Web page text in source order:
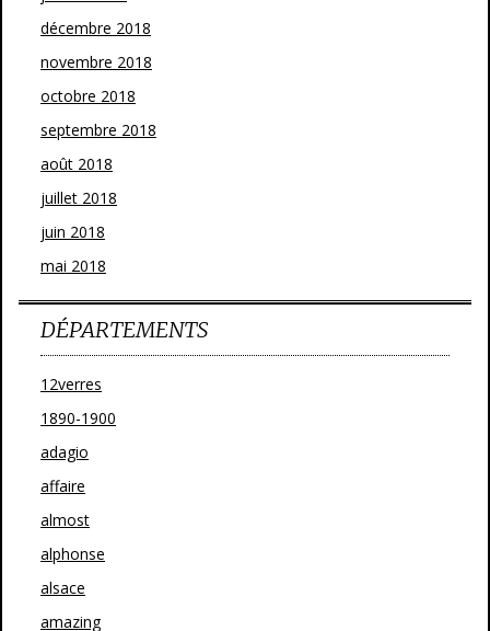
décembre 2018
novembre 2018
octobre 2018
septembre 2018
août 2018
juillet 2018
juin 2018
mai 2018
DÉPARTEMENTS
12verres
1890-1900
adagio
affaire
almost
alphonse
alsace
amazing